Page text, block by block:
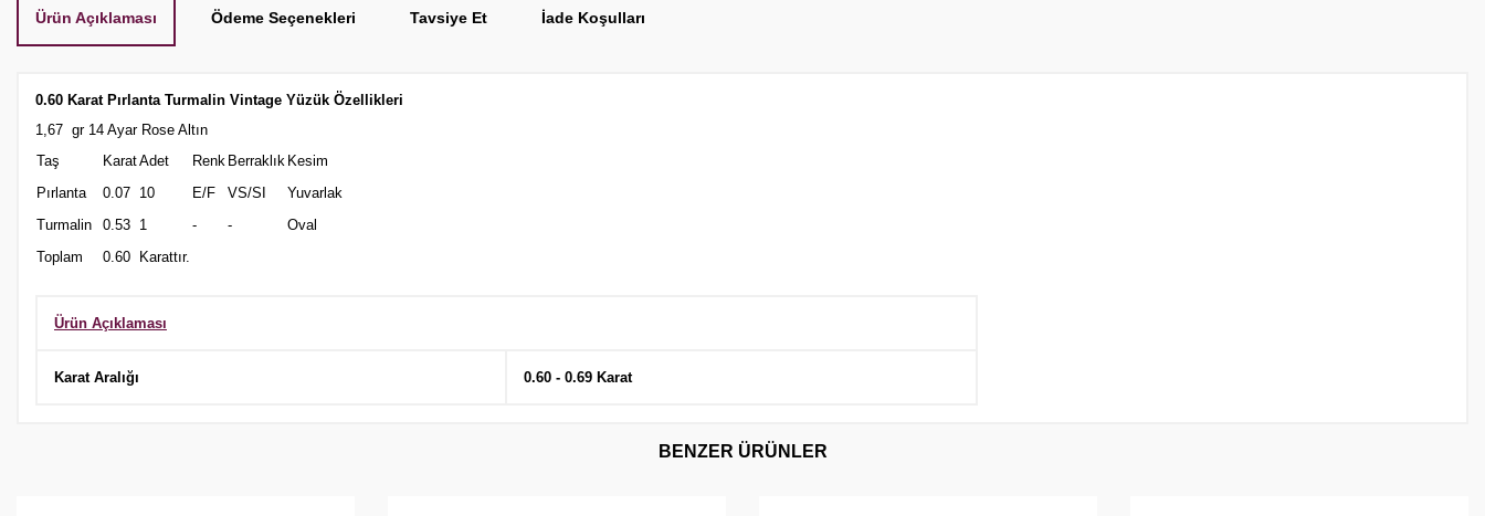
Ürün Açıklaması Ödeme Seçenekleri Tavsiye Et İade Koşulları
0.60 Karat Pırlanta Turmalin Vintage Yüzük Özellikleri
1,67 gr 14 Ayar Rose Altın
Taş
KaratAdet Renk Berraklık Kesim
Pırlanta
0.07 10 E/F VS/SI
Yuvarlak
Turmalin
0.53 1 - -
Oval
Toplam
0.60 Karattır.
Ürün Açıklaması
Karat Aralığı 0.60 - 0.69 Karat
BENZER ÜRÜNLER